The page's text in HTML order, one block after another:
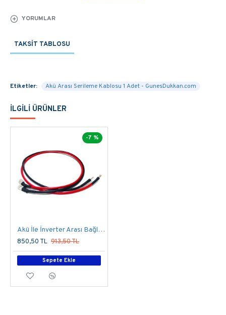
-Kolay bir şekilde akülerinizi serileyebilirsiniz.
-Kablo Nyaf özelliğinde 10 mm kalınlığındadır.
alma işlemi gerçekleştirebilirsiniz.
YORUMLAR
TAKSIT TABLOSU
Etiketler: Akü Arası Serileme Kablosu 1 Adet - GunesDukkan.com
İLGILI ÜRÜNLER
-7 %
Akü İle İnverter Arası Bağlantı Kablosu 2 Adet
850,50 TL 913,50 TL
Sepete Ekle